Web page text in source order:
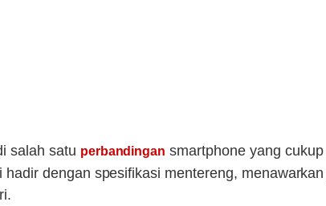
salah satu perbandingan smartphone yang
dengan spesifikasi mentereng,